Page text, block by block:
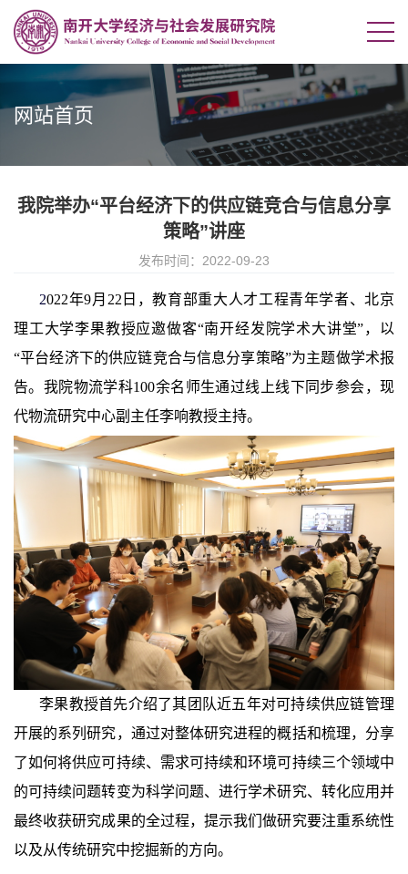
网站首页
我院举办“平台经济下的供应链竞合与信息分享
策略”讲座
发布时间：2022-09-23
2022年9月 22 日，教育部重大人才工程青年学者、北京
理工大学李果教授应邀做客“南开经发院学术大讲堂”，以
“平台经济下的供应链竞合与信息分享策略”为主题做学术报
告。我院物流学科100余名师生通过线上线下同步参会，现
代物流研究中心副主任李响教授主持。
李果教授首先介绍了其团队近五年对可持续供应链管理
开展的系列研究，通过对整体研究进程的概括和梳理，分享
了如何将供应可持续、需求可持续和环境可持续三个领域中
的可持续问题转变为科学问题、进行学术研究、转化应用并
最终收获研究成果的全过程，提示我们做研究要注重系统性
以及从传统研究中挖掘新的方向。